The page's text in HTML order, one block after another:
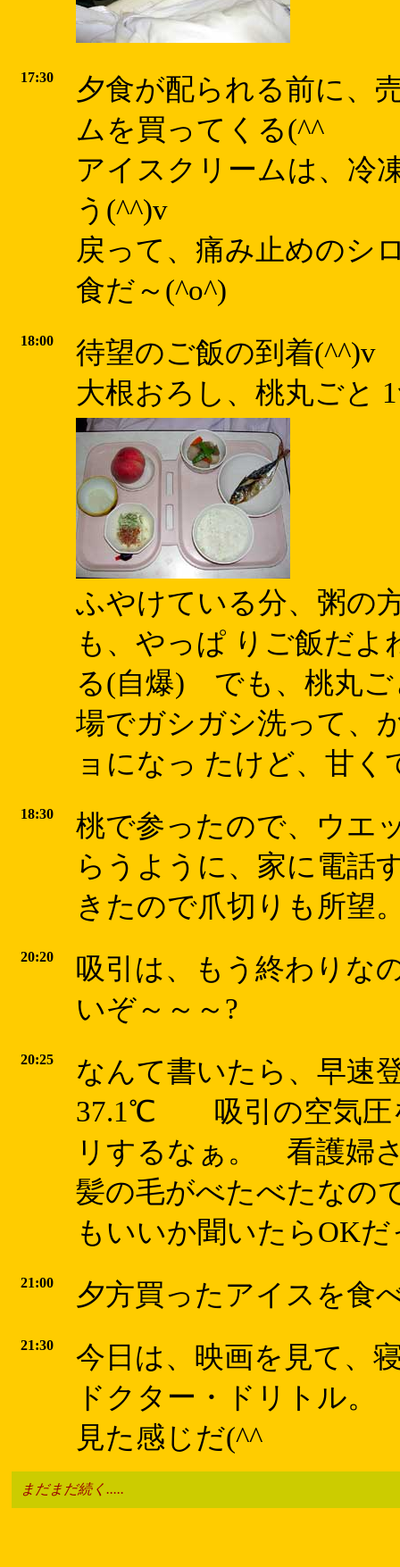
17:30
夕食が配られる前に、
ムを買ってくる(^^ゞ
アイスクリームは、冷
う(^^)v
戻って、痛み止めの
食だ～(^o^)
18:00
待望のご飯の到着(^^)v
大根おろし、桃丸ごと
ふやけている分、粥の
も、やっぱ りご飯だ
る(自爆) でも、桃丸
場でガシガシ洗って、
ョになっ たけど、甘
18:30
桃で参ったので、ウエ
らうように、家に電
きたので爪切りも所望
20:20
吸引は、もう終わりな
いぞ～～～?
20:25
なんて書いたら、早速
37.1℃ 吸引の空気圧
リするなぁ。 看護婦
髪の毛がべたべたなの
もいいか聞いたらOK
21:00 夕方買ったアイスを食
21:30
今日は、映画を見て、
ドクター・ドリトル
見た感じだ(^^ゞ
まだまだ続く.....